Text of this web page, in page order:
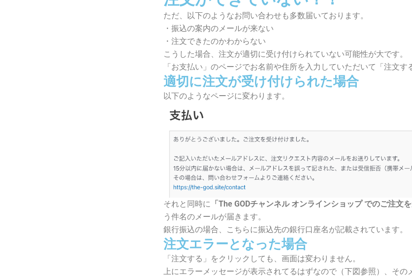
ただ、以下のようなお問い合わせも多数届いております。
・振込の案内のメールが来ない
・注文できたのかわからない
こうした場合、注文が適切に受け付けられていない可能性が大です。
「お支払い」のページでお名前や住所を入力していただいて「注文
適切に注文が受け付けられた場合
以下のようなページに変わります。
それと同時に 「The GODチャンネル オンラインショップ でのご注文
う件名のメールが届きます。
銀行振込の場合、こちらに振込先の銀行口座名が記載されています。
注文エラーとなった場合
「注文する」をクリックしても、画面は変わりません。
上にエラーメッセージが表示されてるはずなので（下図参照）、その